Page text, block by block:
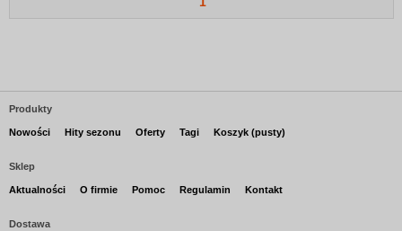
Produkty
Nowości Hity sezonu Oferty Tagi Koszyk (pusty)
Sklep
Aktualności O firmie Pomoc Regulamin Kontakt
Dostawa